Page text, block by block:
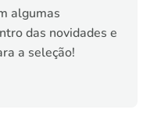
algumas
das novidades e
a seleção!